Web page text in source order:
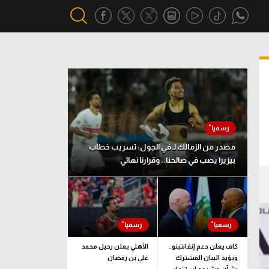
أقسام خاصة
Gamers
ميركاتو
تحقيق في الجول
تقرير في الجول
تحليل في الجول
حكايات في الجول
كويز في الجول
فيديو في الجول
مصدر من الزمالك لـ في الجول: تسريب خطاب
بيزيرا يصب في صالحنا.. وقرارنا نهائي
كاف يعلن دعم إنفانتينو..
ويؤيد البيان المشترك
الأهلي يعلن رحيل محمد
علي بن رمضان